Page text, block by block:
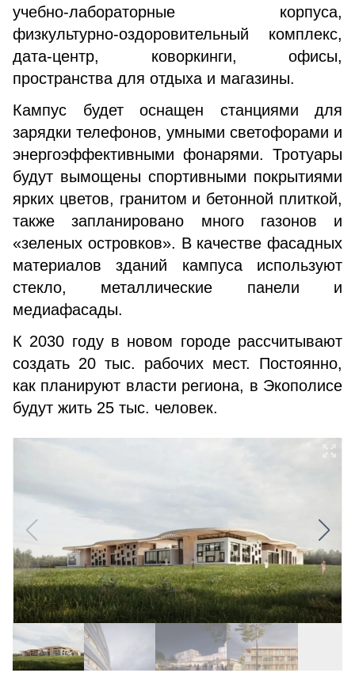
учебно-лабораторные корпуса,
физкультурно-оздоровительный комплекс,
дата-центр, коворкинги, офисы,
пространства для отдыха и магазины.
Кампус будет оснащен станциями для
зарядки телефонов, умными светофорами и
энергоэффективными фонарями. Тротуары
будут вымощены спортивными покрытиями
ярких цветов, гранитом и бетонной плиткой,
также запланировано много газонов и
«зеленых островков». В качестве фасадных
материалов зданий кампуса используют
стекло, металлические панели и
медиафасады.
К 2030 году в новом городе рассчитывают
создать 20 тыс. рабочих мест. Постоянно,
как планируют власти региона, в Экополисе
будут жить 25 тыс. человек.